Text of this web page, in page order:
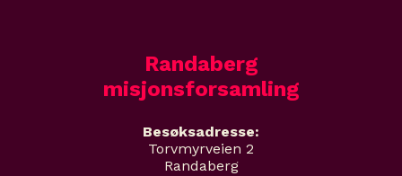
Randaberg
misjonsforsamling
Besøksadresse:
Torvmyrveien 2
Randaberg